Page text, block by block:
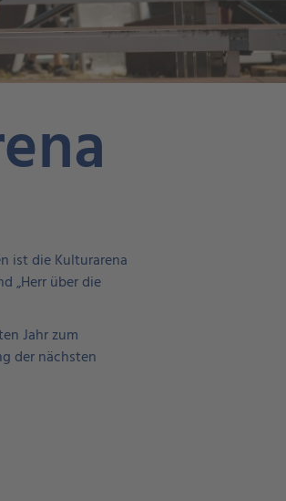
ist die Kulturarena
„Herr über die
Jahr zum
der nächsten